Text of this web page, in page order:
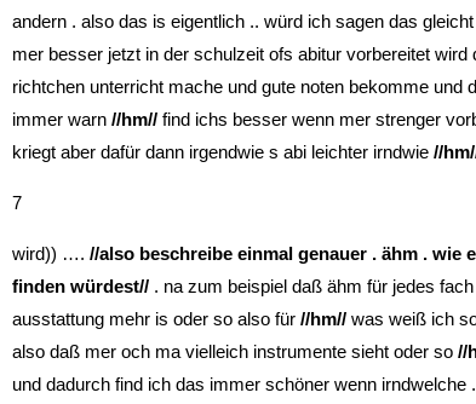
andern . also das is eigentlich .. würd ich sagen das
mer besser jetzt in der schulzeit ofs abitur vorbereitet
richtchen unterricht mache und gute noten bekomme
immer warn //hm// find ichs besser wenn mer strenger
kriegt aber dafür dann irgendwie s abi leichter irndwie //
7
wird)) …. //also beschreibe einmal genauer . ähm .
finden würdest// . na zum beispiel daß ähm für jedes
ausstattung mehr is oder so also für //hm// was weiß ich
also daß mer och ma vielleich instrumente sieht oder so //
und dadurch find ich das immer schöner wenn